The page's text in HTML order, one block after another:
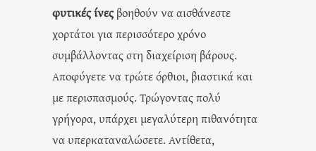
φυτικές ίνεςβοηθούν να αισθάνεστε
χορτάτοι για περισσότερο χρόνο
συμβάλλοντας στη διαχείριση βάρους.
Αποφύγετε να τρώτε όρθιοι, βιαστικά και
με περισπασμούς. Τρώγοντας πολύ
γρήγορα, υπάρχει μεγαλύτερη πιθανότητα
να υπερκαταναλώσετε. Αντίθετα,